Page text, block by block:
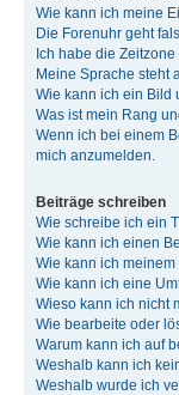
Wie kann ich meine
Die Forenuhr geht
Ich habe die
Meine Sprache steht
Wie kann ich ein Bild
Was ist mein Rang
Wenn ich bei einem
mich anzumelden.
Beiträge schreiben
Wie schreibe ich ein
Wie kann ich einen
Wie kann ich
Wie kann ich eine
Wieso kann ich nicht
Wie bearbeite oder
Warum kann ich auf
Weshalb kann ich
Weshalb wurde ich